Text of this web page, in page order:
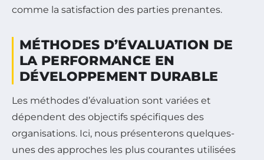
comme la satisfaction des parties prenantes.
MÉTHODES D’ÉVALUATION DE
LA PERFORMANCE EN
DÉVELOPPEMENT DURABLE
Les méthodes d’évaluation sont variées et
dépendent des objectifs spécifiques des
organisations. Ici, nous présenterons quelques-
unes des approches les plus courantes utilisées